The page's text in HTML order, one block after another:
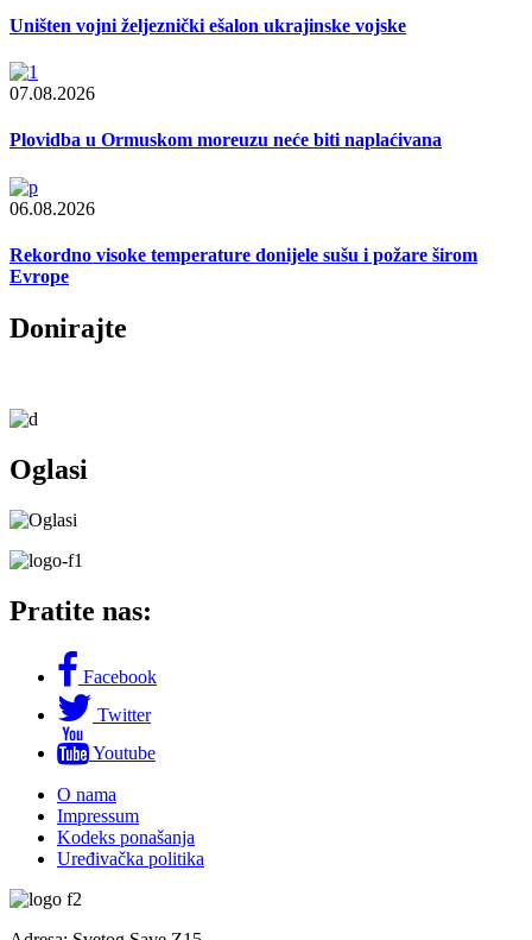
Uništen vojni željeznički ešalon ukrajinske vojske
07.08.2026
Plovidba u Ormuskom moreuzu neće biti naplaćivana
06.08.2026
Rekordno visoke temperature donijele sušu i požare širom
Evrope
Donirajte
Slika
Oglasi
Pratite nas:
Facebook
Twitter
Youtube
Footer
menu
O nama
Impressum
Kodeks ponašanja
Uređivačka politika